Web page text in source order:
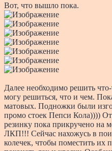
Вот, что вышло пока.
Далее необходимо решить
могу решиться, что и чем.
матовых. Подножки были
промо стоек Пепси Кола))))
резинку пока прикручено на
ЛКП!!! Сейчас нахожусь в
колечек, чтобы поместить их